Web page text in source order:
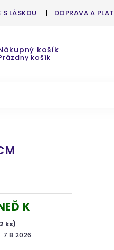
S LÁSKOU DOPRAVA A
košík
košík
K
ks)
7.8.2026